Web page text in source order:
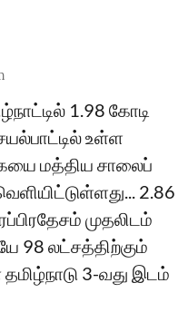
1.98 கோடி
உள்ள
மத்திய சாலைப்
2.86
முதலிடம்
98 லட்சத்திற்கும்
3-வது இடம்